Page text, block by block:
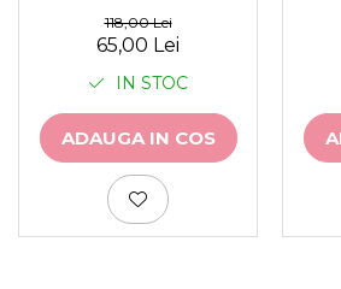
118,00 Lei
65,00 Lei
IN STOC
ADAUGA IN COS